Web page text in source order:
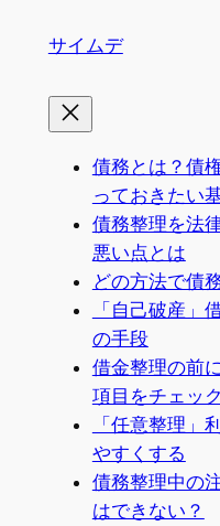
サイムデ
債務とは？債
っておきたい
債務整理を法
悪い点とは
どの方法で債
「自己破産」
の手段
借金整理の前
項目をチェック
「任意整理」
やすくする
債務整理中の
はできない？